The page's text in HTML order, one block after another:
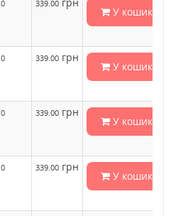
0 339.00 грн
У кошик
0 339.00 грн
У кошик
0 339.00 грн
У кошик
0 339.00 грн
У кошик